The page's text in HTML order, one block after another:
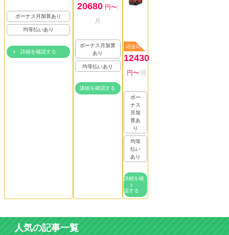
ボーナス月加算あり
均等払いあり
詳細を確認する
20680 円〜/
月
ボーナス月加算
あり
均等払いあり
詳細を確認する
頭金0円
12430
円〜/月
ボー
ナス
月加
算あ
り
均等
払い
あり
詳細を確
認する
人気の記事一覧